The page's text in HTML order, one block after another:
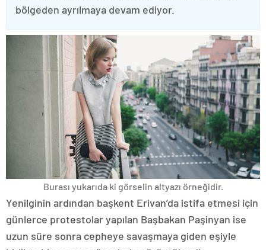
bölgeden ayrılmaya devam ediyor.
Burası yukarıda ki görselin altyazı örneğidir.
Yenilginin ardından başkent Erivan’da istifa etmesi için
günlerce protestolar yapılan Başbakan Paşinyan ise
uzun süre sonra cepheye savaşmaya giden eşiyle